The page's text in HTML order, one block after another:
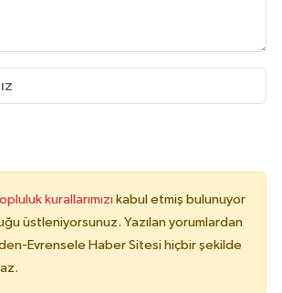
kurallarımızı kabul etmiş bulunuyor
üstleniyorsunuz. Yazılan yorumlardan
Evrensele Haber Sitesi hiçbir şekilde